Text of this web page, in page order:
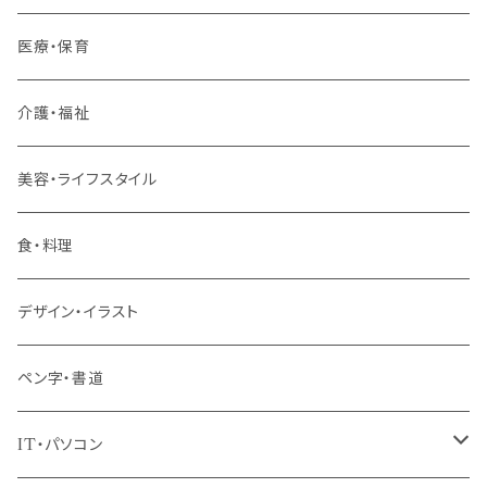
若手社員・中堅社員
リーダー（主任・係長）
管理職
階層共通
パッケージプラン
医療・保育
介護・福祉
美容・ライフスタイル
食・料理
デザイン・イラスト
ペン字・書道
IT・パソコン